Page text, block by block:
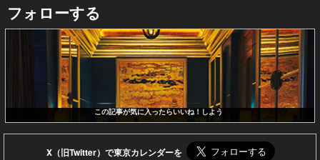
フォローする
この記事が気に入ったらいいね！しよう
X（旧Twitter）で東京カレンダーを